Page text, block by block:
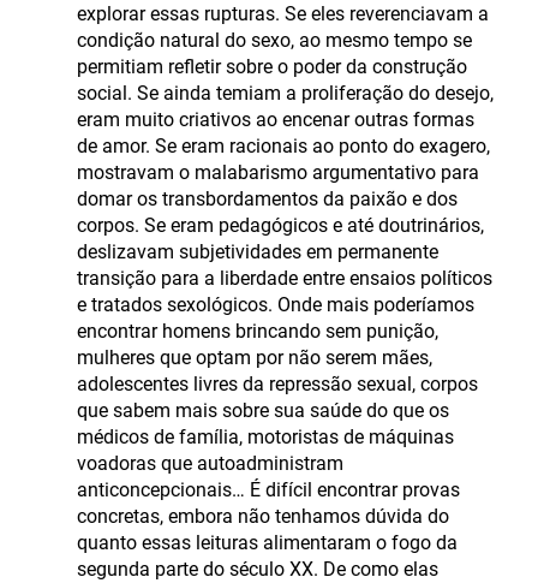
explorar essas rupturas. Se eles reverenciavam a
condição natural do sexo, ao mesmo tempo se
permitiam refletir sobre o poder da construção
social. Se ainda temiam a proliferação do desejo,
eram muito criativos ao encenar outras formas
de amor. Se eram racionais ao ponto do exagero,
mostravam o malabarismo argumentativo para
domar os transbordamentos da paixão e dos
corpos. Se eram pedagógicos e até doutrinários,
deslizavam subjetividades em permanente
transição para a liberdade entre ensaios políticos
e tratados sexológicos. Onde mais poderíamos
encontrar homens brincando sem punição,
mulheres que optam por não serem mães,
adolescentes livres da repressão sexual, corpos
que sabem mais sobre sua saúde do que os
médicos de família, motoristas de máquinas
voadoras que autoadministram
anticoncepcionais… É difícil encontrar provas
concretas, embora não tenhamos dúvida do
quanto essas leituras alimentaram o fogo da
segunda parte do século XX. De como elas